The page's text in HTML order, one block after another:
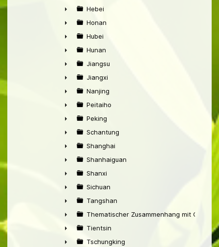
►
►
Hebei
►
Honan
►
Hubei
►
Hunan
►
Jiangsu
►
Jiangxi
►
Nanjing
►
Peitaiho
►
Peking
►
Schantung
►
Shanghai
►
Shanhaiguan
►
Shanxi
►
Sichuan
►
Tangshan
►
Thematischer Zusammenhang mit China
►
Tientsin
Tschungking